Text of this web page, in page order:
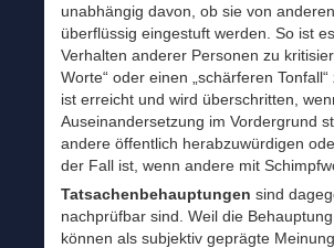
unabhängig davon, ob sie von
überflüssig eingestuft werden. So ist
Verhalten anderer Personen zu
Worte“ oder einen „schärferen
ist erreicht und wird überschritten,
Auseinandersetzung im Vordergrund
andere öffentlich herabzuwürdigen
der Fall ist, wenn andere mit
Tatsachenbehauptungen sind
nachprüfbar sind. Weil die
können als subjektiv geprägte